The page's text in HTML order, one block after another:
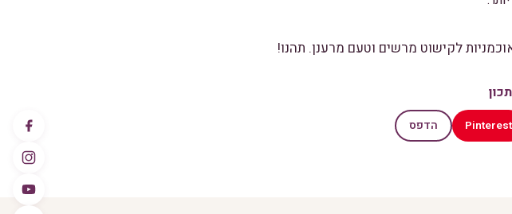
לקישוט מרשים וטעם מרענן. תהנו!
Pinterest הדפס